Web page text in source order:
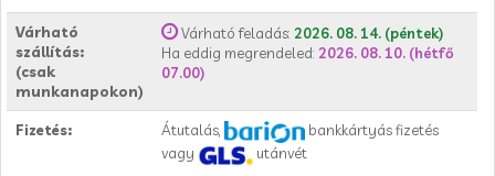
Várható
szállítás:
(csak
munkanapokon)
Várható feladás: 2026. 08. 14. (péntek)
Ha eddig megrendeled: 2026. 08. 10. (hétfő
07.00)
Fizetés: Átutalás,
bankkártyás fizetés
vagy
utánvét